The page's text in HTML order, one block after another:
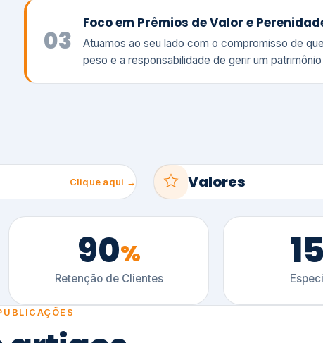
03
Foco em Prêmios de Valor e
Atuamos ao seu lado com o compromisso de
peso e a responsabilidade de gerir um
Clique aqui → Valores
90%
Retenção de Clientes